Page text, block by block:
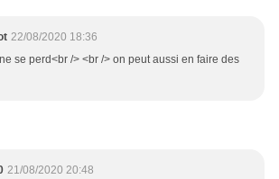
22/08/2020 18:36
se perd<br /> <br /> on peut aussi en faire des
21/08/2020 20:48